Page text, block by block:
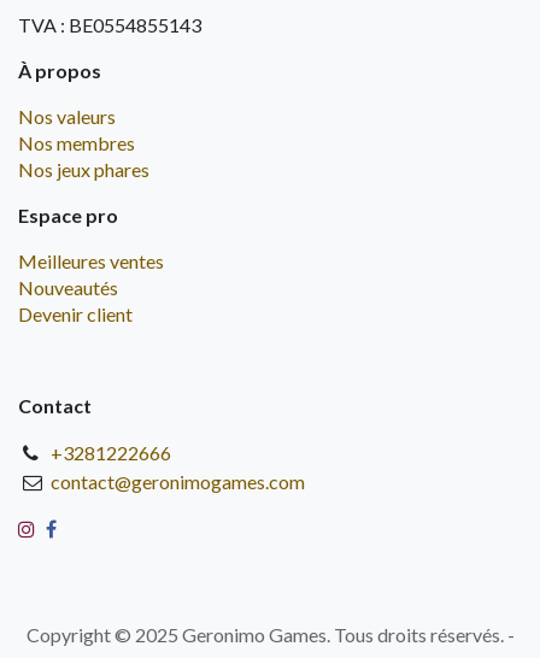
TVA : BE0554855143
À propos
Nos valeurs
Nos membres
Nos jeux phares
Espace pro
Meilleures ventes
Nouveautés
Devenir client
Contact
+3281222666
contact@geronimogames.com
Copyright © 2025 Geronimo Games. Tous droits réservés. -